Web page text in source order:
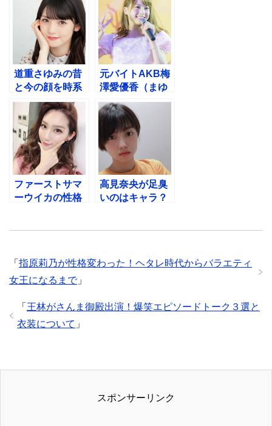
ろ！というのは
本当なのか
の芸能人からの
評価は？
道重さゆみの昔
と今の顔を時系
列で比較！かわ
いいキャラは最
初から？
元バイトAKB梅
澤愛優香（まゆ
か）のラーメン
屋が絶好調なワ
ファーストサマ
ーウイカの性格
高見奈央が足臭
いのはキャラ？
「 指原莉乃が性格変わった！ヘタレ時代からバラエティ
女王になるまで」
「 王林がさんま御殿出演！爆笑エピソードトーク３選と
衣装について 」
スポンサーリンク